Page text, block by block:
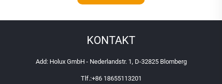
KONTAKT
Add: Holux GmbH - Nederlandstr. 1, D-32825 Blomberg
Tlf.:+86 18655113201